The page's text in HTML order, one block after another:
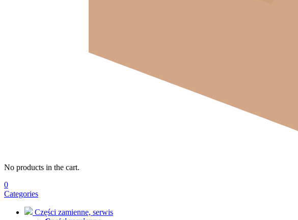
No products in the cart.
0
Categories
Części zamienne, serwis